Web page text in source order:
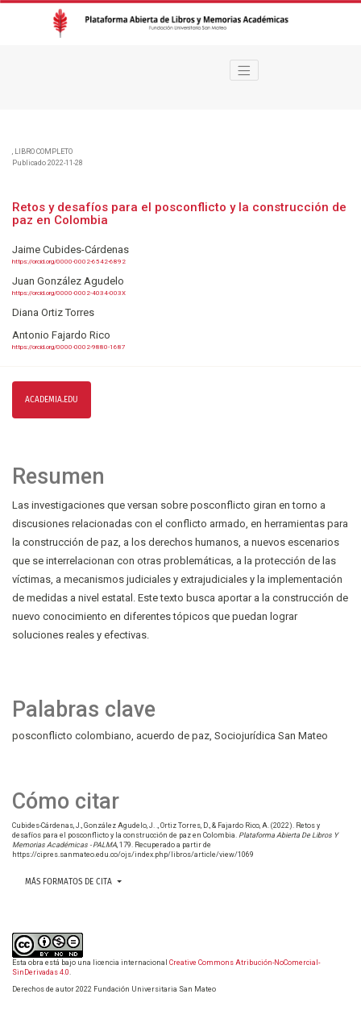
, LIBRO COMPLETO
Retos y desafíos para el posconflicto y la construcción de
paz en Colombia
Publicado 2022-11-28
Jaime Cubides-Cárdenas
https://orcid.org/0000-0002-6542-6892
Juan González Agudelo
https://orcid.org/0000-0002-4034-003X
Diana Ortiz Torres
Antonio Fajardo Rico
https://orcid.org/0000-0002-9880-1687
ACADEMIA.EDU
Palabras clave
posconflicto colombiano acuerdo de paz Sociojurídica San Mateo
Cómo citar
Cubides-Cárdenas, J., González Agudelo, J. ., Ortiz Torres, D., & Fajardo Rico, A. (2022). Retos y
desafíos para el posconflicto y la construcción de paz en Colombia. Plataforma Abierta De Libros Y
Memorias Académicas - PALMA, 179. Recuperado a partir de
https://cipres.sanmateo.edu.co/ojs/index.php/libros/article/view/1069
MÁS FORMATOS DE CITA
Resumen
Las investigaciones que versan sobre posconflicto giran en torno a
discusiones relacionadas con el conflicto armado, en herramientas para
la construcción de paz, a los derechos humanos, a nuevos escenarios
que se interrelacionan con otras problemáticas, a la protección de las
víctimas, a mecanismos judiciales y extrajudiciales y la implementación
de medidas a nivel estatal. Este texto busca aportar a la construcción de
nuevo conocimiento en diferentes tópicos que puedan lograr
soluciones reales y efectivas.
Esta obra está bajo una licencia internacional Creative Commons Atribución-NoComercial-
SinDerivadas 4.0.
Derechos de autor 2022 Fundación Universitaria San Mateo